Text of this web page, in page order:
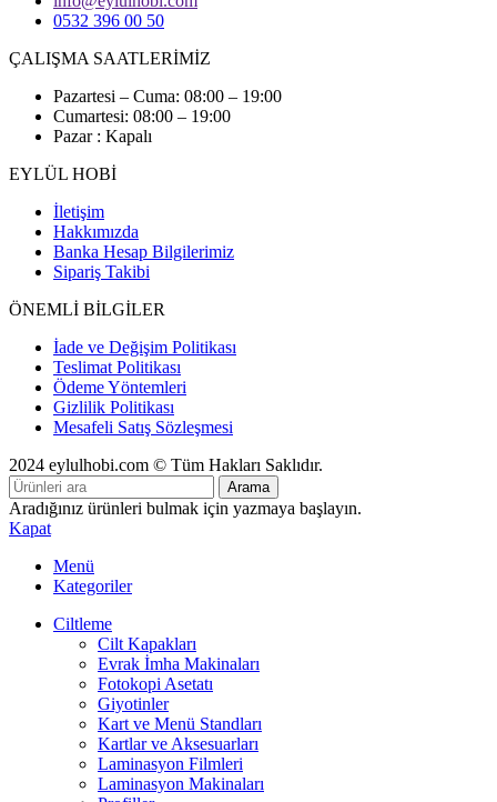
0532 396 00 50
ÇALIŞMA SAATLERİMİZ
Pazartesi – Cuma: 08:00 – 19:00
Cumartesi: 08:00 – 19:00
Pazar : Kapalı
EYLÜL HOBİ
İletişim
Hakkımızda
Banka Hesap Bilgilerimiz
Sipariş Takibi
ÖNEMLİ BİLGİLER
İade ve Değişim Politikası
Teslimat Politikası
Ödeme Yöntemleri
Gizlilik Politikası
Mesafeli Satış Sözleşmesi
2024 eylulhobi.com © Tüm Hakları Saklıdır.
Arama
Aradığınız ürünleri bulmak için yazmaya başlayın.
Kapat
Menü
Kategoriler
Ciltleme
Cilt Kapakları
Evrak İmha Makinaları
Fotokopi Asetatı
Giyotinler
Kart ve Menü Standları
Kartlar ve Aksesuarları
Laminasyon Filmleri
Laminasyon Makinaları